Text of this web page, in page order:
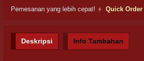
Pemesanan yang lebih cepat! Quick Order
Deskripsi Info Tambahan